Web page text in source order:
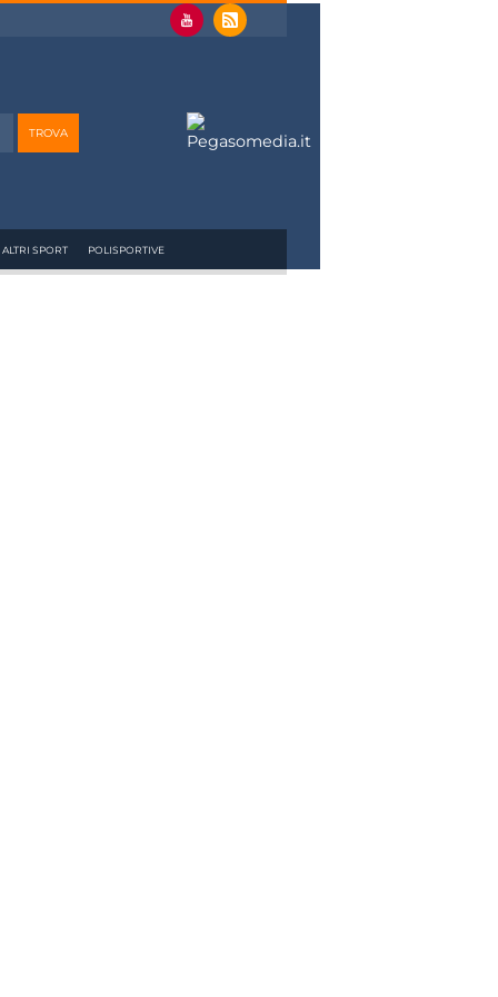
ALTRI SPORT POLISPORTIVE